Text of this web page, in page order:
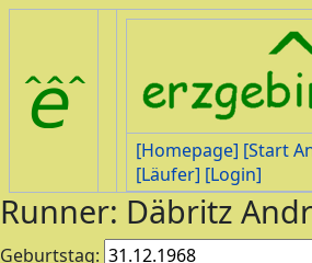
[Homepage] [Start
[Läufer] [Login]
Runner: Däbritz
Geburtstag: